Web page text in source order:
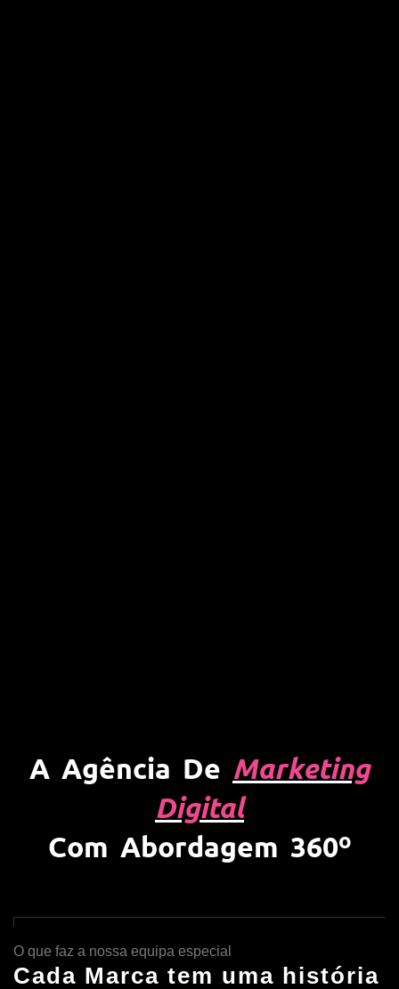
A Agência De Marketing
Digital
Com Abordagem 360º
O que faz a nossa equipa especial
Cada Marca tem uma história